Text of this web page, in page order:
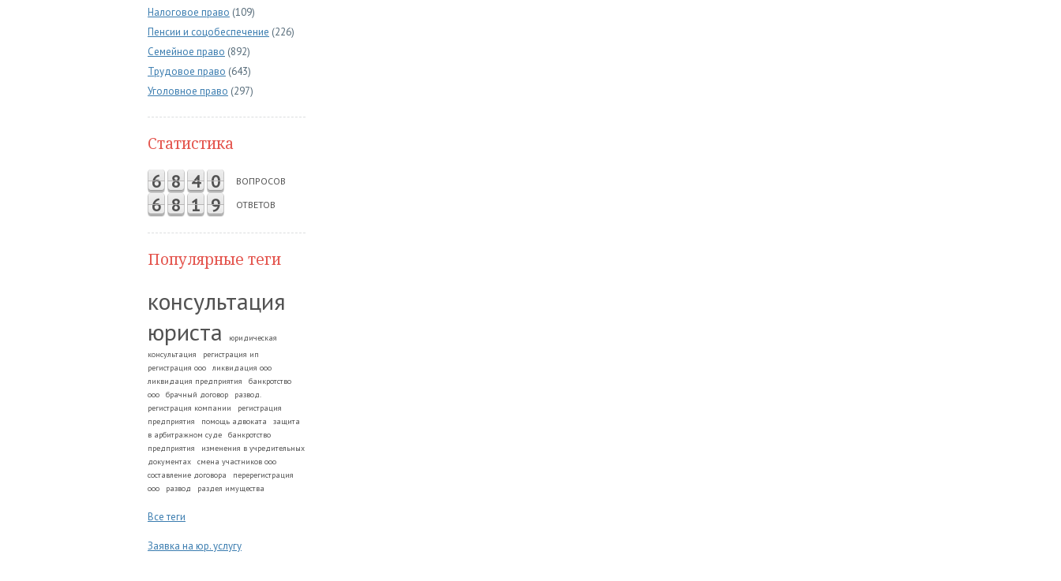
Налоговое право (109)
Пенсии и соцобеспечение (226)
Семейное право (892)
Трудовое право (643)
Уголовное право (297)
Статистика
6 8 4 0 ВОПРОСОВ
6 8 1 9 ОТВЕТОВ
Популярные теги
консультация
юриста
юридическая
консультация
регистрация ип
регистрация ооо
ликвидация ооо
ликвидация предприятия
банкротство
ооо
брачный договор
развод.
регистрация компании
регистрация
предприятия
помощь адвоката
защита
в арбитражном суде
банкротство
предприятия
изменения в учредительных
документах
смена участников ооо
составление договора
перерегистрация
ооо
развод раздел имущества
Все теги
Заявка на юр. услугу